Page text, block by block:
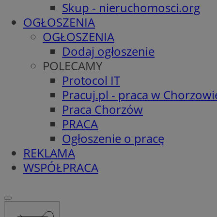
Skup - nieruchomosci.org
OGŁOSZENIA
OGŁOSZENIA
Dodaj ogłoszenie
POLECAMY
Protocol IT
Pracuj.pl - praca w
Praca Chorzów
PRACA
Ogłoszenie o pracę
REKLAMA
WSPÓŁPRACA